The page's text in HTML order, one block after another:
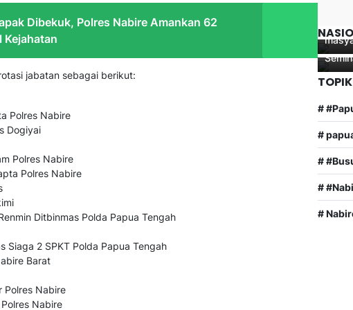
Dibekuk, Polres Nabire Amankan 62
Kejahatan
jabatan sebagai berikut:
Polres Nabire
Dogiyai
Polres Nabire
Polres Nabire
Ditbinmas Polda Papua Tengah
Siaga 2 SPKT Polda Papua Tengah
Barat
Polres Nabire
Nabire
#
#
#
#
#